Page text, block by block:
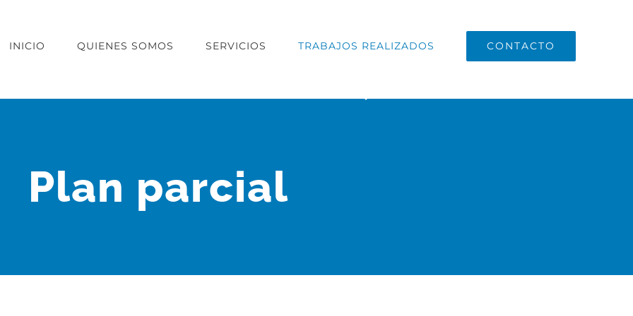
INICIO QUIENES SOMOS SERVICIOS TRABAJOS REALIZADOS CONTACTO
Plan parcial